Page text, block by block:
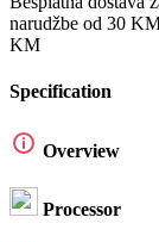
narudžbe od 30
KM
Specification
Overview
Processor